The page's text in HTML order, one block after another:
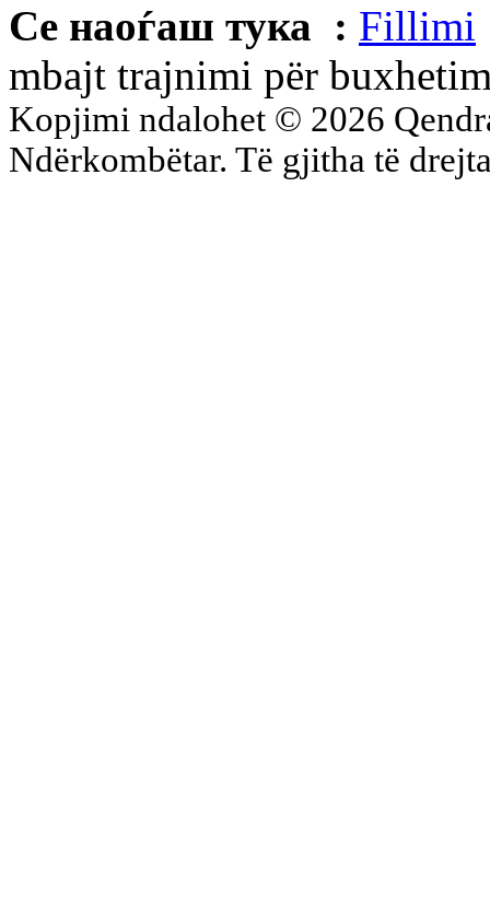
Се наоѓаш тука : Fillimi
mbajt trajnimi për
Kopjimi ndalohet © 2026
Ndërkombëtar. Të gjitha të